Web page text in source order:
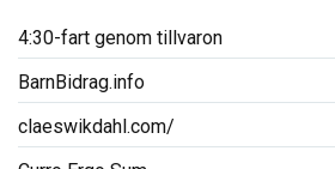
4:30-fart genom tillvaron
BarnBidrag.info
claeswikdahl.com/